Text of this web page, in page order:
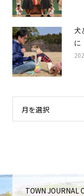
犬
月を選択
TOWN JOURNAL